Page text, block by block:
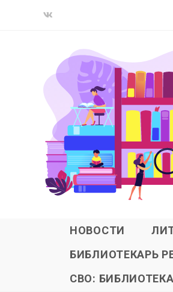
НОВОСТИ
БИБЛИОТЕКАРЬ
СВО: